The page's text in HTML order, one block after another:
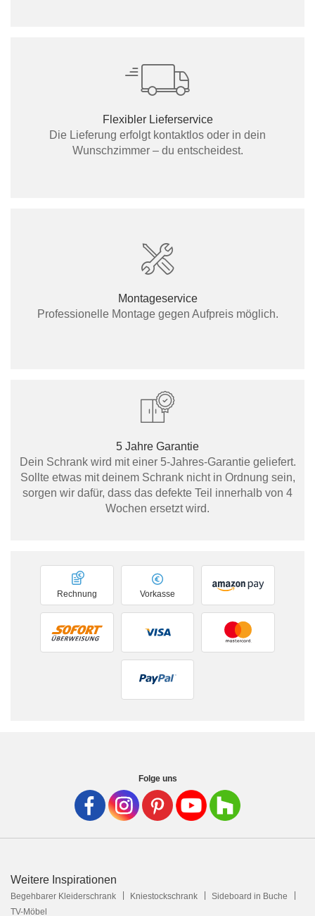
Flexibler Lieferservice
Die Lieferung erfolgt kontaktlos oder in dein
Wunschzimmer – du entscheidest.
Montageservice
Professionelle Montage gegen Aufpreis möglich.
5 Jahre Garantie
Dein Schrank wird mit einer 5-Jahres-Garantie geliefert.
Sollte etwas mit deinem Schrank nicht in Ordnung sein,
sorgen wir dafür, dass das defekte Teil innerhalb von 4
Wochen ersetzt wird.
Vorkasse
Rechnung
Folge uns
Weitere Inspirationen
Begehbarer Kleiderschrank Kniestockschrank
Sideboard in Buche
TV-Möbel